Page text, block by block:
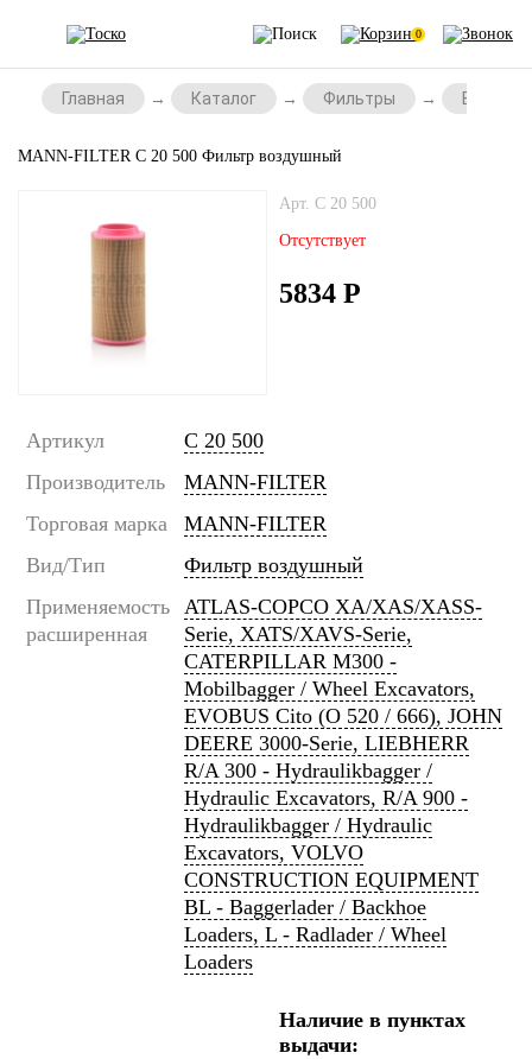
0
Главная Каталог Фильтры
MANN-FILTER C 20 500 Фильтр воздушный
Арт. C 20 500
Отсутствует
5834 Р
Артикул
C 20 500
Производитель
MANN-FILTER
Торговая марка
MANN-FILTER
Вид/Тип
Фильтр воздушный
Применяемость
расширенная
ATLAS-COPCO XA/XAS/XASS-
Serie, XATS/XAVS-Serie,
CATERPILLAR M300 -
Mobilbagger / Wheel Excavators,
EVOBUS Cito (O 520 / 666), JOHN
DEERE 3000-Serie, LIEBHERR
R/A 300 - Hydraulikbagger /
Hydraulic Excavators, R/A 900 -
Hydraulikbagger / Hydraulic
Excavators, VOLVO
CONSTRUCTION EQUIPMENT
BL - Baggerlader / Backhoe
Loaders, L - Radlader / Wheel
Loaders
Наличие в пунктах
выдачи: